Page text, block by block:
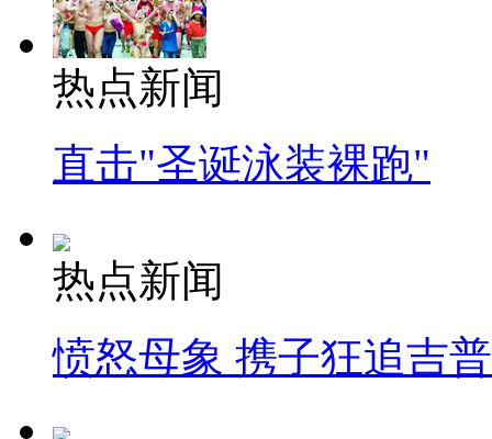
热点新闻
直击"圣诞泳装裸跑"
热点新闻
愤怒母象 携子狂追吉